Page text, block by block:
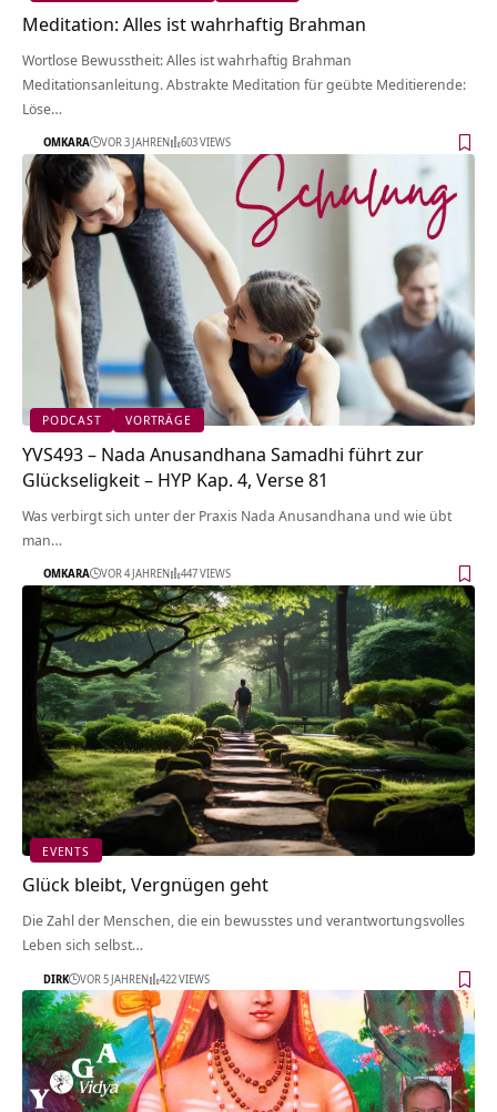
Meditation: Alles ist wahrhaftig Brahman
Wortlose Bewusstheit: Alles ist wahrhaftig Brahman
Meditationsanleitung. Abstrakte Meditation für geübte Meditierende:
Löse…
OMKARA VOR 3 JAHREN 603 VIEWS
PODCAST VORTRÄGE
YVS493 – Nada Anusandhana Samadhi führt zur
Glückseligkeit – HYP Kap. 4, Verse 81
Was verbirgt sich unter der Praxis Nada Anusandhana und wie übt
man…
OMKARA VOR 4 JAHREN 447 VIEWS
EVENTS
Glück bleibt, Vergnügen geht
Die Zahl der Menschen, die ein bewusstes und verantwortungsvolles
Leben sich selbst…
DIRK VOR 5 JAHREN 422 VIEWS